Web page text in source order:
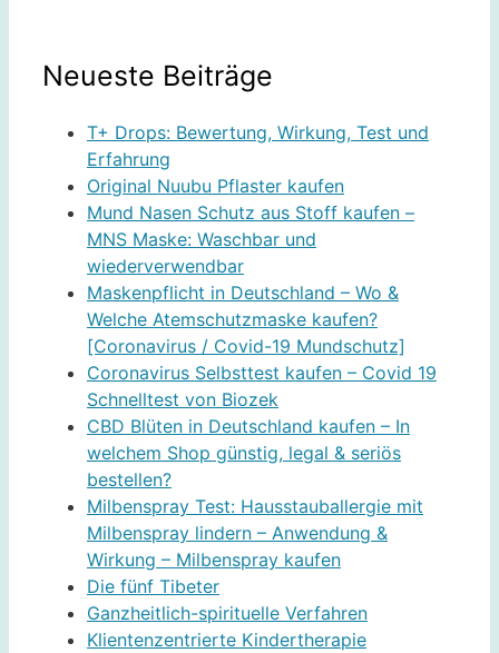
Neueste Beiträge
T+ Drops: Bewertung, Wirkung, Test und
Erfahrung
Original Nuubu Pflaster kaufen
Mund Nasen Schutz aus Stoff kaufen –
MNS Maske: Waschbar und
wiederverwendbar
Maskenpflicht in Deutschland – Wo &
Welche Atemschutzmaske kaufen?
[Coronavirus / Covid-19 Mundschutz]
Coronavirus Selbsttest kaufen – Covid 19
Schnelltest von Biozek
CBD Blüten in Deutschland kaufen – In
welchem Shop günstig, legal & seriös
bestellen?
Milbenspray Test: Hausstauballergie mit
Milbenspray lindern – Anwendung &
Wirkung – Milbenspray kaufen
Die fünf Tibeter
Ganzheitlich-spirituelle Verfahren
Klientenzentrierte Kindertherapie